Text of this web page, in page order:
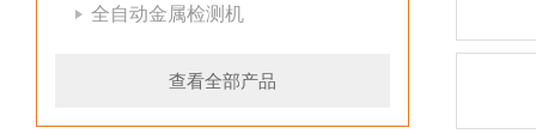
全自动金属检测机
查看全部产品